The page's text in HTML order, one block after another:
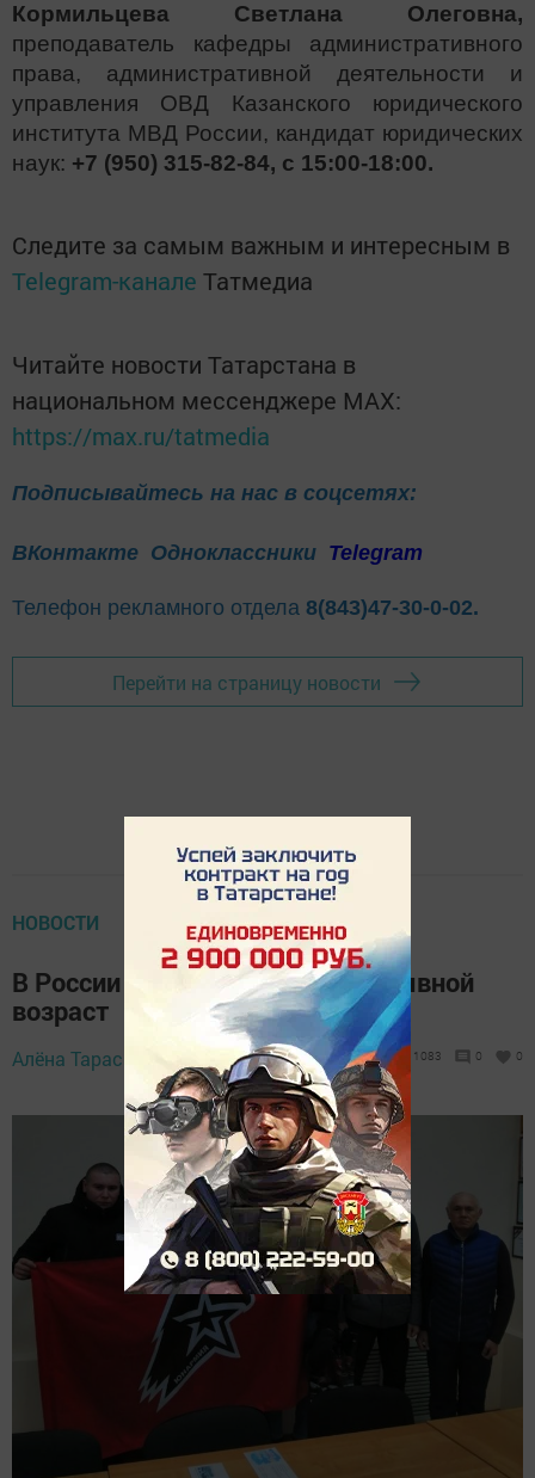
Кормильцева Светлана Олеговна,
преподаватель кафедры административного
права, административной деятельности и
управления ОВД Казанского юридического
института МВД России, кандидат юридических
наук: +7 (950) 315-82-84, с 15:00-18:00.
Следите за самым важным и интересным в
Telegram-канале Татмедиа
Читайте новости Татарстана в
национальном мессенджере MАХ:
https://max.ru/tatmedia
Подписывайтесь на нас в соцсетях:
ВКонтакте Одноклассники Telegram
Телефон рекламного отдела 8(843)47-30-0-02.
Перейти на страницу новости
НОВОСТИ
В России могут увеличить призывной
возраст
Алёна Тарасюк, 14 марта 2023 - 09:21 1083 0 0